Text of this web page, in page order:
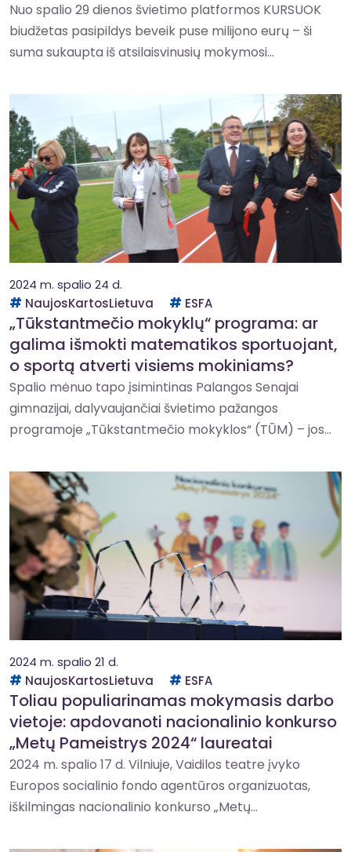
Nuo spalio 29 dienos švietimo platformos KURSUOK
biudžetas pasipildys beveik puse milijono eurų – ši
suma sukaupta iš atsilaisvinusių mokymosi...
2024 m. spalio 24 d.
NaujosKartosLietuva
ESFA
„Tūkstantmečio mokyklų“ programa: ar
galima išmokti matematikos sportuojant,
o sportą atverti visiems mokiniams?
Spalio mėnuo tapo įsimintinas Palangos Senajai
gimnazijai, dalyvaujančiai švietimo pažangos
programoje „Tūkstantmečio mokyklos“ (TŪM) – jos...
2024 m. spalio 21 d.
NaujosKartosLietuva
ESFA
Toliau populiarinamas mokymasis darbo
vietoje: apdovanoti nacionalinio konkurso
„Metų Pameistrys 2024“ laureatai
2024 m. spalio 17 d. Vilniuje, Vaidilos teatre įvyko
Europos socialinio fondo agentūros organizuotas,
iškilmingas nacionalinio konkurso „Metų...